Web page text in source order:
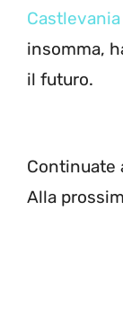
insomma,
il futuro.
Continuate
Alla